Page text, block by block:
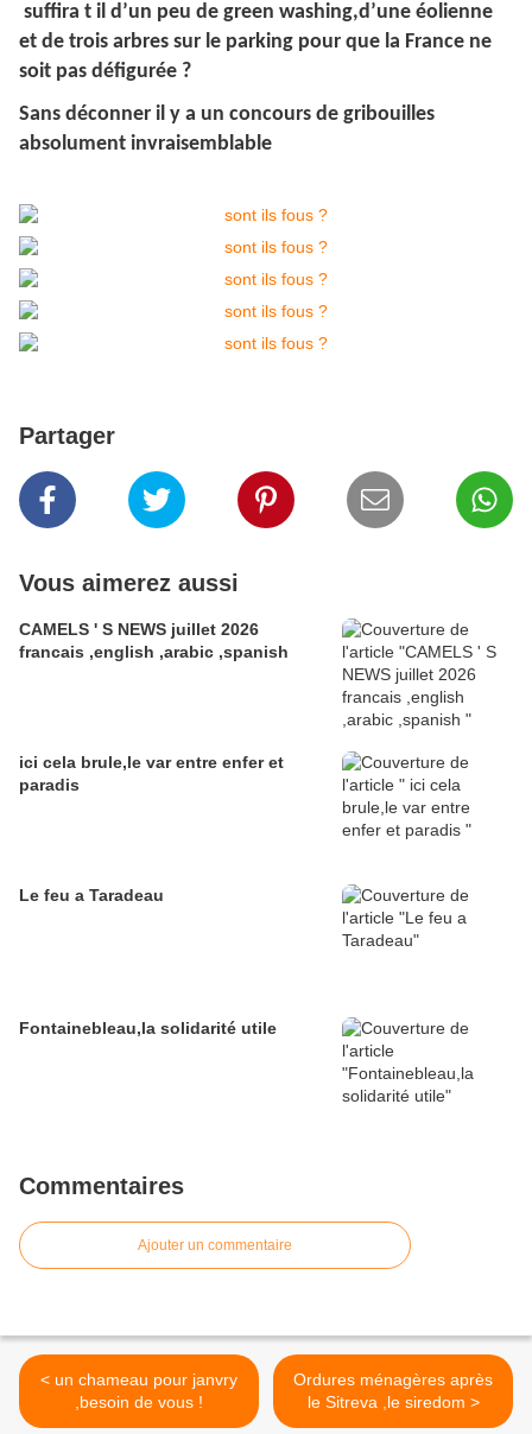
suffira t il d’un peu de green washing,d’une éolienne
et de trois arbres sur le parking pour que la France ne
soit pas défigurée ?
Sans déconner il y a un concours de gribouilles
absolument invraisemblable
Partager
Vous aimerez aussi
CAMELS ' S NEWS juillet 2026
francais ,english ,arabic ,spanish
ici cela brule,le var entre enfer et
paradis
Le feu a Taradeau
Fontainebleau,la solidarité utile
Commentaires
Ajouter un commentaire
< un chameau pour janvry
,besoin de vous !
Ordures ménagères après
le Sitreva ,le siredom >